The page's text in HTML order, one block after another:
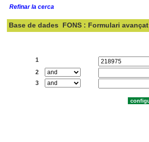
Refinar la cerca
Base de dades FONS : Formulari avançat
1
2
3